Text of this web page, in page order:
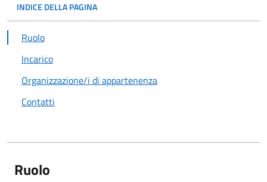
INDICE DELLA PAGINA
Ruolo
Incarico
Organizzazione/i di appartenenza
Contatti
Ruolo